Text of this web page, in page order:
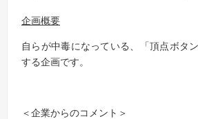
企画概要
自らが中毒になっている、「頂点ボタ
する企画です。
＜企業からのコメント＞